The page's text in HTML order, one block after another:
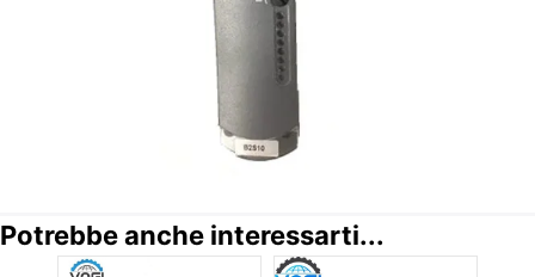
Potrebbe anche interessarti...